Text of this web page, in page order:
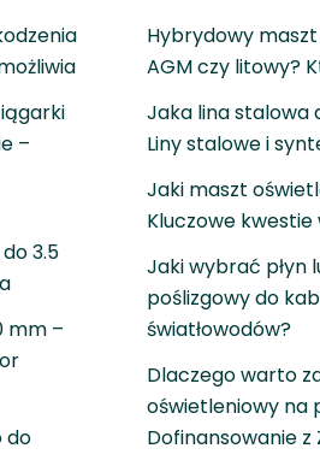
–
3.5
mm –
do
Hybrydowy
AGM czy litowy?
Jaka lina stalowa
Liny stalowe i
Jaki maszt
Kluczowe
Jaki wybrać płyn
poślizgowy do
światłowodów?
Dlaczego warto
oświetleniowy na
Dofinansowanie z